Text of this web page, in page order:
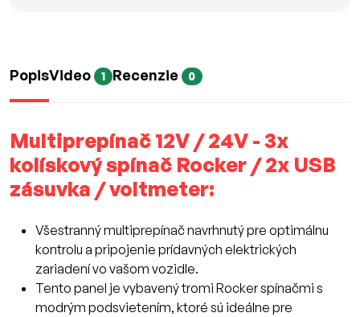
PopisVideo 1 Recenzie 0
Multiprepínač 12V / 24V - 3x
kolískový spínač Rocker / 2x USB
zásuvka / voltmeter:
Všestranný multiprepínač navrhnutý pre optimálnu
kontrolu a pripojenie prídavných elektrických
zariadení vo vašom vozidle.
Tento panel je vybavený tromi Rocker spínačmi s
modrým podsvietením, ktoré sú ideálne pre